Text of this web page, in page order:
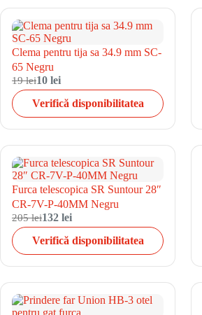
Clema pentru tija sa 34.9 mm SC-
65 Negru
19 lei10 lei
Verifică disponibilitatea
Furca telescopica SR Suntour 28″
CR-7V-P-40MM Negru
205 lei132 lei
Verifică disponibilitatea